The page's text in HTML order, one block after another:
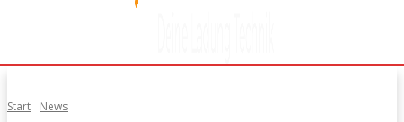
Start News